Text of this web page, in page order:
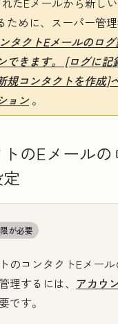
ために、スーパー管
タクトEメールのロ
できます。 [ログに記
規コンタクトを作成]
ョン 。
のEメール
が必要
のコンタクトEメー
理するには、 アカウ
です。